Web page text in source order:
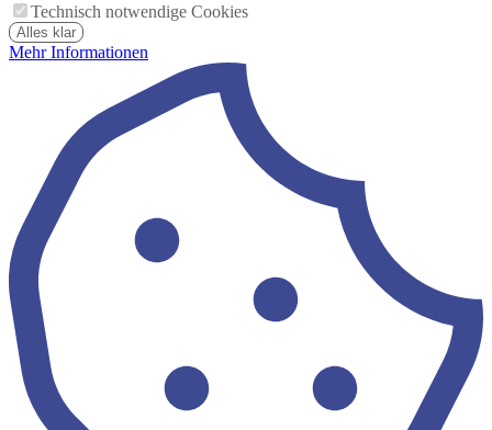
Technisch notwendige Cookies
Alles klar
Mehr Informationen